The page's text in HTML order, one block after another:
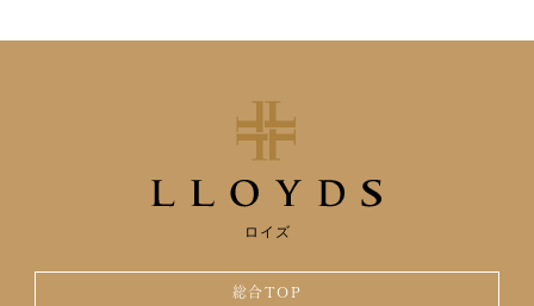
ロイズ
総合TOP